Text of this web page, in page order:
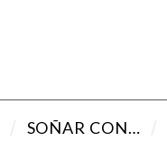
SOÑAR CON…